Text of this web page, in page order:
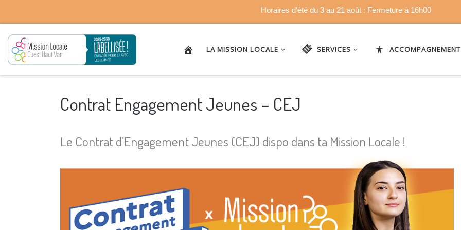
Horaires d'été du 3 au 21 août : Fermeture à 16h00
LA MISSION LOCALE SERVICES ACCOMPAGNEMENT
Contrat Engagement Jeunes – CEJ
Le Contrat d’Engagement Jeunes (CEJ) dispo dans ta Mission Locale !